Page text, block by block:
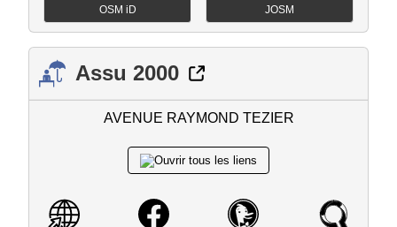
OSM iD JOSM
Assu 2000
AVENUE RAYMOND TEZIER